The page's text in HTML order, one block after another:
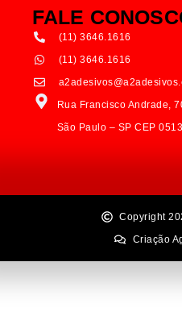
FALE
(11) 3646.1616
(11) 3646.1616
Rua Francisco Andrade,
São Paulo – SP CEP
Copyright
Criação